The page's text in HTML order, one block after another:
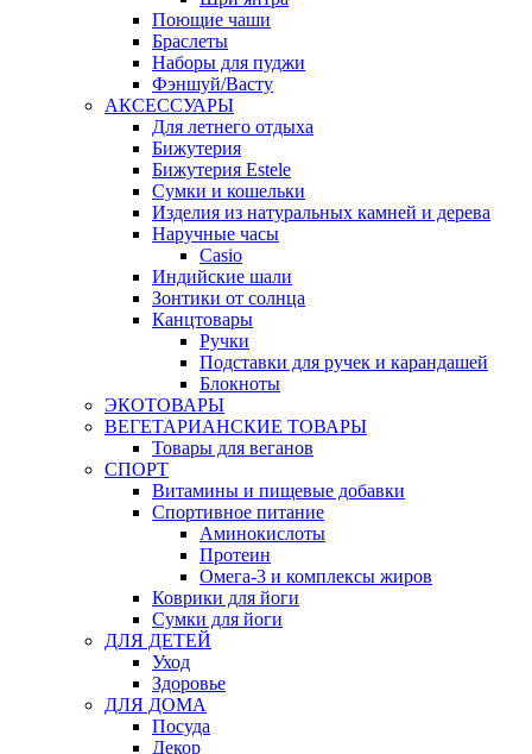
Поющие чаши
Браслеты
Наборы для пуджи
Фэншуй/Васту
АКСЕССУАРЫ
Для летнего отдыха
Бижутерия
Бижутерия Estele
Сумки и кошельки
Изделия из натуральных камней и дерева
Наручные часы
Casio
Индийские шали
Зонтики от солнца
Канцтовары
Ручки
Подставки для ручек и карандашей
Блокноты
ЭКОТОВАРЫ
ВЕГЕТАРИАНСКИЕ ТОВАРЫ
Товары для веганов
СПОРТ
Витамины и пищевые добавки
Спортивное питание
Аминокислоты
Протеин
Омега-3 и комплексы жиров
Коврики для йоги
Сумки для йоги
ДЛЯ ДЕТЕЙ
Уход
Здоровье
ДЛЯ ДОМА
Посуда
Декор